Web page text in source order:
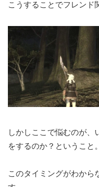
こうすることでフレンド
しかしここで悩むのが、
をするのか？ということ。
このタイミングがわから